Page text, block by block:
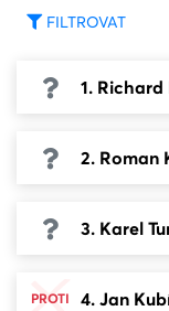
FILTROVAT
1. Richard
2. Roman
3. Karel
PROTI 4. Jan